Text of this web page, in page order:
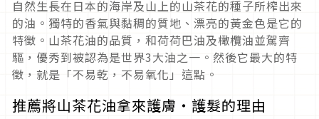
自然生長在日本的海岸及山上的山茶花的種子所榨出來
的油。獨特的香氣與黏稠的質地、漂亮的黃金色是它的
特徵。山茶花油的品質，和荷荷巴油及橄欖油並駕齊
驅，優秀到被認為是世界3大油之一。然後它最大的特
徵，就是「不易乾，不易氧化」這點。
推薦將山茶花油拿來護膚・護髮的理由